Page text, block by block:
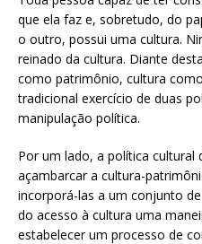
que ela faz e, sobretudo, do
o outro, possui uma cultura.
reinado da cultura. Diante
como patrimônio, cultura
tradicional exercício de duas
manipulação política.
Por um lado, a política cultural
açambarcar a cultura-
incorporá-las a um conjunto
do acesso à cultura uma
estabelecer um processo de